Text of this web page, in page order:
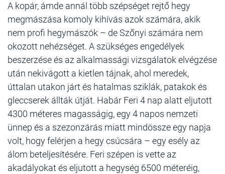
A kopár, ámde annál több szépséget rejtő hegy
megmászása komoly kihívás azok számára, akik
nem profi hegymászók – de Szőnyi számára nem
okozott nehézséget. A szükséges engedélyek
beszerzése és az alkalmassági vizsgálatok elvégzése
után nekivágott a kietlen tájnak, ahol meredek,
úttalan utakon járt és hatalmas sziklák, patakok és
gleccserek állták útját. Habár Feri 4 nap alatt eljutott
4300 méteres magasságig, egy 4 napos nemzeti
ünnep és a szezonzárás miatt mindössze egy napja
volt, hogy felérjen a hegy csúcsára – egy esély az
álom beteljesítésére. Feri szépen is vette az
akadályokat és eljutott a hegység 6500 méteréig,